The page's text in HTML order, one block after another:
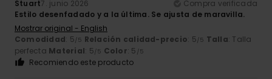
Stuart7. junio 2026
Compra verificada
Estilo desenfadado y a la última. Se ajusta de maravilla.
Mostrar original - English
Comodidad: 5/5 Relación calidad-precio: 5/5 Talla: Talla
perfecta Material: 5/5 Color: 5 /5
Recomiendo este producto